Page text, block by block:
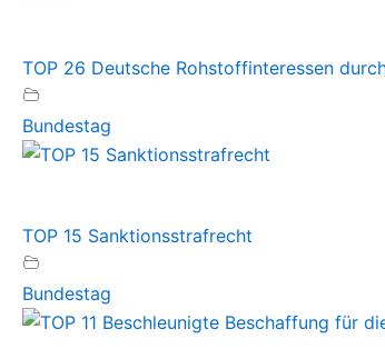
TOP 26 Deutsche Rohstoffinteressen
Bundestag
TOP 15 Sanktionsstrafrecht
Bundestag